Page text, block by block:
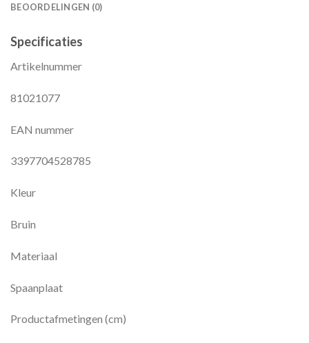
BEOORDELINGEN (0)
Specificaties
Artikelnummer
81021077
EAN nummer
3397704528785
Kleur
Bruin
Materiaal
Spaanplaat
Productafmetingen (cm)